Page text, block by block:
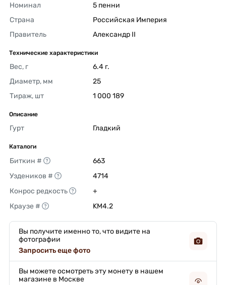
Номинал
5 пенни
Страна
Российская Империя
Правитель
Александр II
Технические характеристики
Вес, г
6.4 г.
Диаметр, мм
25
Тираж, шт
1 000 189
Описание
Гурт Гладкий
Каталоги
Биткин #
663
Уздеников #
4714
Конрос редкость
+
Краузе #
KM4.2
Вы получите именно то, что видите на
фотографии
Запросить еще фото
Вы можете осмотреть эту монету в нашем
магазине в Москве